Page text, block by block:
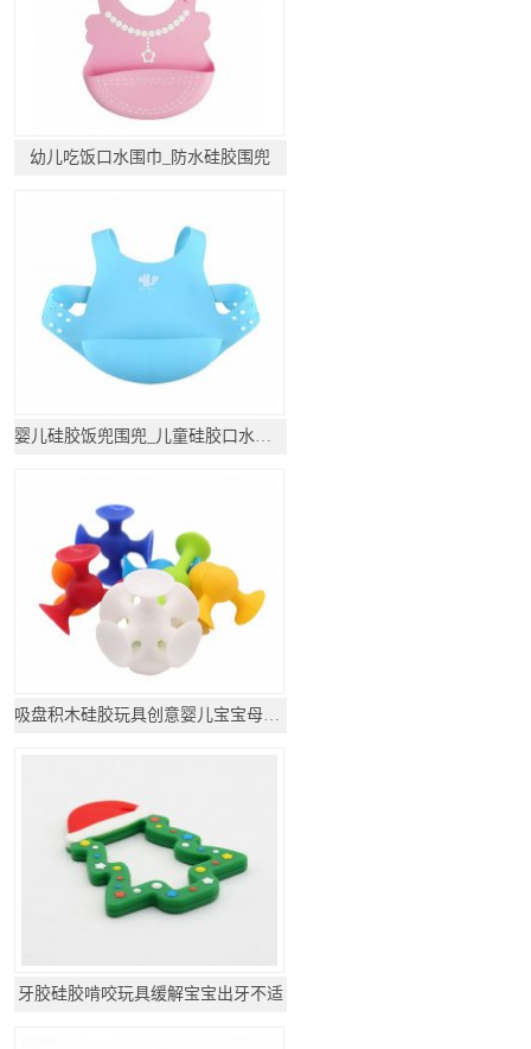
幼儿吃饭口水围巾_防水硅胶围兜
婴儿硅胶饭兜围兜_儿童硅胶口水围兜
吸盘积木硅胶玩具创意婴儿宝宝母婴用品
牙胶硅胶啃咬玩具缓解宝宝出牙不适